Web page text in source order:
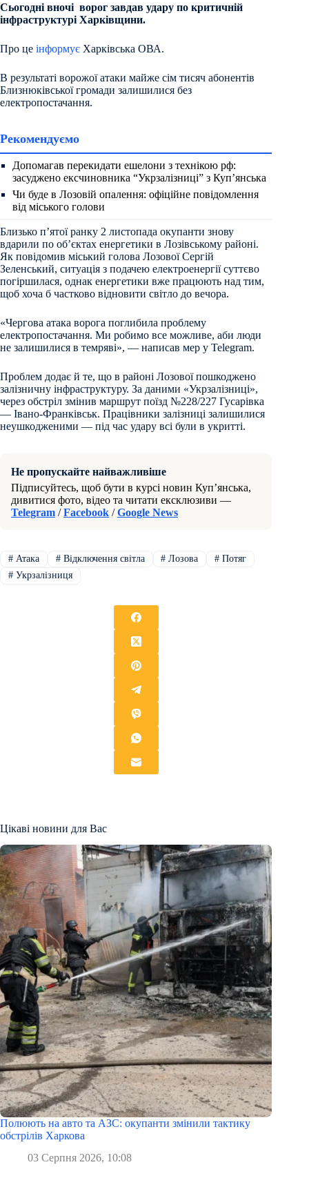
Сьогодні вночі ворог завдав удару по критичній
інфраструктурі Харківщини.
Про це інформує Харківська ОВА.
В результаті ворожої атаки майже сім тисяч абонентів
Близнюківської громади залишилися без
електропостачання.
Рекомендуємо
Допомагав перекидати ешелони з технікою рф:
засуджено ексчиновника “Укрзалізниці” з Куп’янська
Чи буде в Лозовій опалення: офіційне повідомлення
від міського голови
Близько п’ятої ранку 2 листопада окупанти знову
вдарили по об’єктах енергетики в Лозівському районі.
Як повідомив міський голова Лозової Сергій
Зеленський, ситуація з подачею електроенергії суттєво
погіршилася, однак енергетики вже працюють над тим,
щоб хоча б частково відновити світло до вечора.
«Чергова атака ворога поглибила проблему
електропостачання. Ми робимо все можливе, аби люди
не залишилися в темряві», — написав мер у Telegram.
Проблем додає й те, що в районі Лозової пошкоджено
залізничну інфраструктуру. За даними «Укрзалізниці»,
через обстріл змінив маршрут поїзд №228/227 Гусарівка
— Івано-Франківськ. Працівники залізниці залишилися
неушкодженими — під час удару всі були в укритті.
Не пропускайте найважливіше
Підписуйтесь, щоб бути в курсі новин Куп’янська,
дивитися фото, відео та читати ексклюзиви —
Telegram /Facebook /Google News
#Атака #Відключення світла # Лозова # Потяг
#Укрзалізниця
Цікаві новини для Вас
Полюють на авто та АЗС: окупанти змінили тактику
обстрілів Харкова
03 Серпня 2026, 10:08